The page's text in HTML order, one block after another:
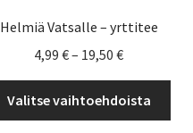
Helmiä Vatsalle – yrttitee
4,99 €– 19,50 €Hintaluokka:
-
19,50 €
Valitse vaihtoehdoista